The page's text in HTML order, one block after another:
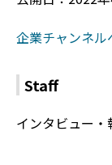
企業チャンネル
Staff
インタビュー